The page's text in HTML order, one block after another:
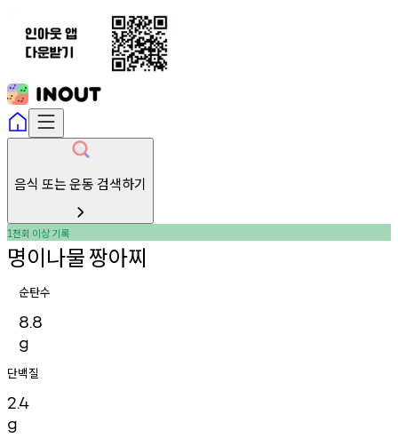
음식 또는 운동 검색하기
1천회 이상기록
명이나물짱아찌
순탄수
8.8
g
단백질
2.4
g